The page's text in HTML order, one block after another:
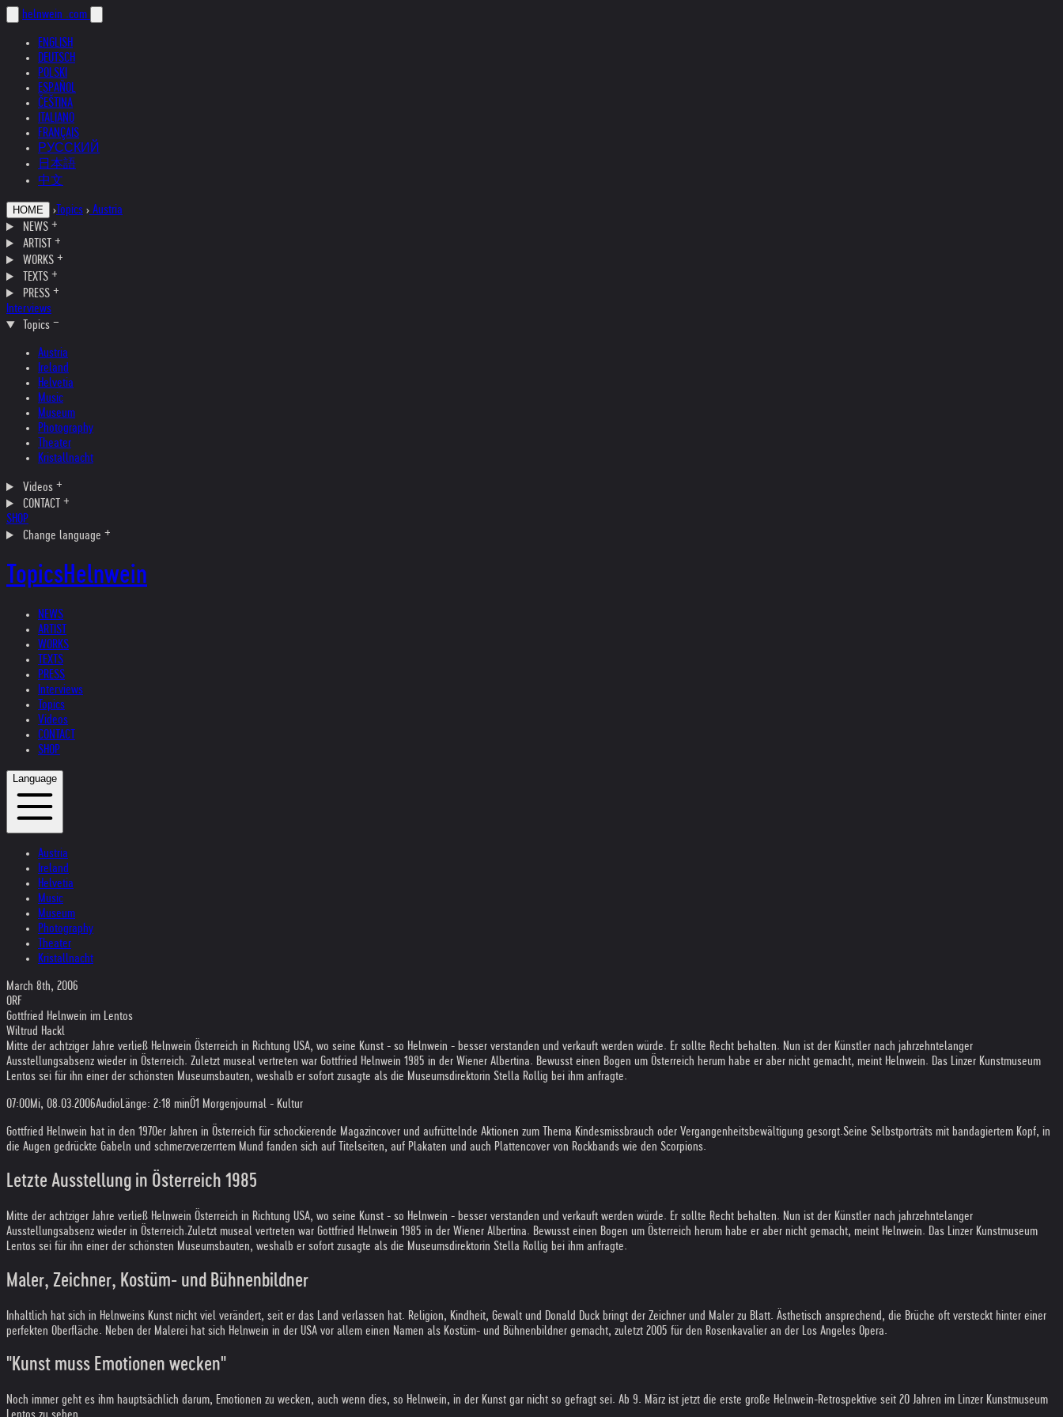
helnwein .com
ENGLISH
DEUTSCH
POLSKI
ESPAÑOL
ČEŠTINA
ITALIANO
FRANÇAIS
РУССКИЙ
日本語
中文
HOME › Topics › Austria
NEWS
ARTIST
WORKS
TEXTS
PRESS
Interviews
Topics
Austria
Ireland
Helvetia
Music
Museum
Photography
Theater
Kristallnacht
Videos
CONTACT
SHOP
Change language
TopicsHelnwein
NEWS
ARTIST
WORKS
TEXTS
PRESS
Interviews
Topics
Videos
CONTACT
SHOP
Language
Austria
Ireland
Helvetia
Music
Museum
Photography
Theater
Kristallnacht
March 8th, 2006
ORF
Gottfried Helnwein im Lentos
Wiltrud Hackl
Mitte der achtziger Jahre verließ Helnwein Österreich in Richtung USA, wo seine Kunst - so Helnwein - besser verstanden und verkauft werden würde. Er sollte Recht behalten. Nun ist der Künstler nach jahrzehntelanger
Ausstellungsabsenz wieder in Österreich. Zuletzt museal vertreten war Gottfried Helnwein 1985 in der Wiener Albertina. Bewusst einen Bogen um Österreich herum habe er aber nicht gemacht, meint Helnwein. Das Linzer Kunstmuseum
Lentos sei für ihn einer der schönsten Museumsbauten, weshalb er sofort zusagte als die Museumsdirektorin Stella Rollig bei ihm anfragte.
07:00Mi, 08.03.2006Audio Länge: 2:18 minÖ1 Morgenjournal - Kultur
Gottfried Helnwein hat in den 1970er Jahren in Österreich für schockierende Magazincover und aufrüttelnde Aktionen zum Thema Kindesmissbrauch oder Vergangenheitsbewältigung gesorgt.Seine Selbstporträts mit bandagiertem Kopf, in
die Augen gedrückte Gabeln und schmerzverzerrtem Mund fanden sich auf Titelseiten, auf Plakaten und auch Plattencover von Rockbands wie den Scorpions.
Letzte Ausstellung in Österreich 1985
Mitte der achtziger Jahre verließ Helnwein Österreich in Richtung USA, wo seine Kunst - so Helnwein - besser verstanden und verkauft werden würde. Er sollte Recht behalten. Nun ist der Künstler nach jahrzehntelanger
Ausstellungsabsenz wieder in Österreich.Zuletzt museal vertreten war Gottfried Helnwein 1985 in der Wiener Albertina. Bewusst einen Bogen um Österreich herum habe er aber nicht gemacht, meint Helnwein. Das Linzer Kunstmuseum
Lentos sei für ihn einer der schönsten Museumsbauten, weshalb er sofort zusagte als die Museumsdirektorin Stella Rollig bei ihm anfragte.
Maler, Zeichner, Kostüm- und Bühnenbildner
Inhaltlich hat sich in Helnweins Kunst nicht viel verändert, seit er das Land verlassen hat. Religion, Kindheit, Gewalt und Donald Duck bringt der Zeichner und Maler zu Blatt. Ästhetisch ansprechend, die Brüche oft versteckt hinter einer
perfekten Oberfläche. Neben der Malerei hat sich Helnwein in der USA vor allem einen Namen als Kostüm- und Bühnenbildner gemacht, zuletzt 2005 für den Rosenkavalier an der Los Angeles Opera.
"Kunst muss Emotionen wecken"
Noch immer geht es ihm hauptsächlich darum, Emotionen zu wecken, auch wenn dies, so Helnwein, in der Kunst gar nicht so gefragt sei. Ab 9. März ist jetzt die erste große Helnwein-Retrospektive seit 20 Jahren im Linzer Kunstmuseum